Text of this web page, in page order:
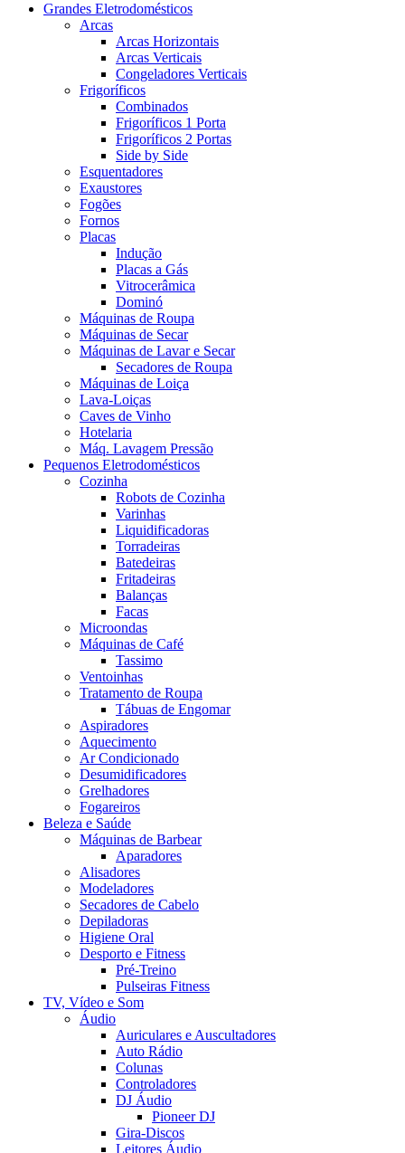
Grandes Eletrodomésticos
Arcas
Arcas Horizontais
Arcas Verticais
Congeladores Verticais
Frigoríficos
Combinados
Frigoríficos 1 Porta
Frigoríficos 2 Portas
Side by Side
Esquentadores
Exaustores
Fogões
Fornos
Placas
Indução
Placas a Gás
Vitrocerâmica
Dominó
Máquinas de Roupa
Máquinas de Secar
Máquinas de Lavar e Secar
Secadores de Roupa
Máquinas de Loiça
Lava-Loiças
Caves de Vinho
Hotelaria
Máq. Lavagem Pressão
Pequenos Eletrodomésticos
Cozinha
Robots de Cozinha
Varinhas
Liquidificadoras
Torradeiras
Batedeiras
Fritadeiras
Balanças
Facas
Microondas
Máquinas de Café
Tassimo
Ventoinhas
Tratamento de Roupa
Tábuas de Engomar
Aspiradores
Aquecimento
Ar Condicionado
Desumidificadores
Grelhadores
Fogareiros
Beleza e Saúde
Máquinas de Barbear
Aparadores
Alisadores
Modeladores
Secadores de Cabelo
Depiladoras
Higiene Oral
Desporto e Fitness
Pré-Treino
Pulseiras Fitness
TV, Vídeo e Som
Áudio
Auriculares e Auscultadores
Auto Rádio
Colunas
Controladores
DJ Áudio
Pioneer DJ
Gira-Discos
Leitores Áudio